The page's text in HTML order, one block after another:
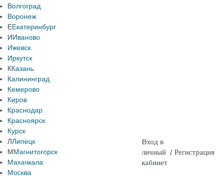
Волгоград
Воронеж
ЕЕкатеринбург
ИИваново
Ижевск
Иркутск
ККазань
Калининград
Кемерово
Киров
Краснодар
Красноярск
Курск
ЛЛипецк
ММагнитогорск
Махачкала
Москва
Вход в
личный
кабинет
/ Регистрация